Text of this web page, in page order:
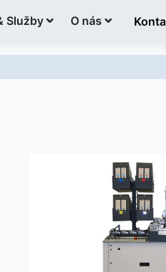
Služby O nás